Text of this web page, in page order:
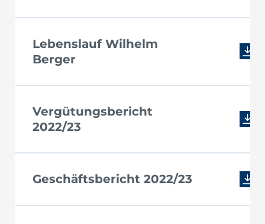
Lebenslauf Wilhelm
Berger
Vergütungsbericht
2022/23
Geschäftsbericht 2022/23